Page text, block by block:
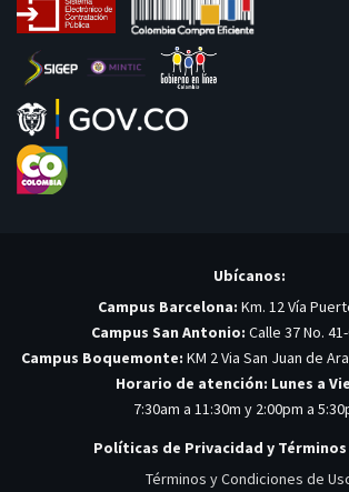
Ubícanos:
Campus Barcelona: Km. 12 Vía
Campus San Antonio: Calle 37 No.
Campus Boquemonte: KM 2 Via San Juan de
Horario de atención: Lunes a
7:30am a 11:30m y 2:00pm a
Políticas de Privacidad y Términos
Términos y Condiciones de